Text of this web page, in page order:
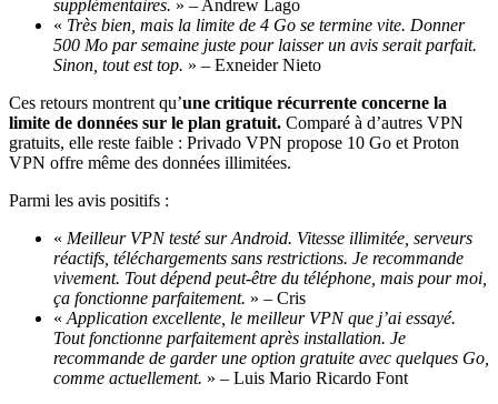
supplémentaires. » – Andrew Lago
« Très bien, mais la limite de 4 Go se termine vite. Donner
500 Mo par semaine juste pour laisser un avis serait parfait.
Sinon, tout est top. » – Exneider Nieto
Ces retours montrent qu’une critique récurrente concerne la
limite de données sur le plan gratuit. Comparé à d’autres VPN
gratuits, elle reste faible : Privado VPN propose 10 Go et Proton
VPN offre même des données illimitées.
Parmi les avis positifs :
« Meilleur VPN testé sur Android. Vitesse illimitée, serveurs
réactifs, téléchargements sans restrictions. Je recommande
vivement. Tout dépend peut-être du téléphone, mais pour moi,
ça fonctionne parfaitement. » – Cris
« Application excellente, le meilleur VPN que j’ai essayé.
Tout fonctionne parfaitement après installation. Je
recommande de garder une option gratuite avec quelques Go,
comme actuellement. » – Luis Mario Ricardo Font